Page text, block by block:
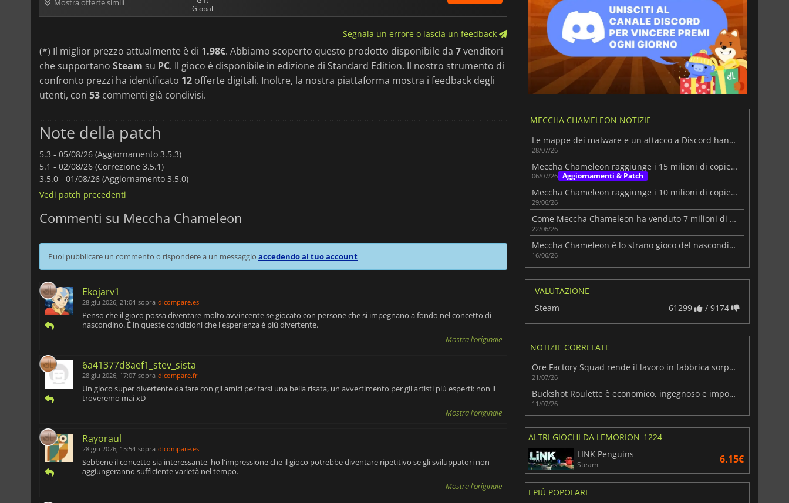
Mostra offerte simili
Global
Segnala un errore o lascia un feedback
(*) Il miglior prezzo attualmente è di 1.98€. Abbiamo scoperto questo prodotto disponibile da 7venditori
che supportano Steam su PC. Il gioco è disponibile in edizione di Standard Edition. Il nostro strumento di
confronto prezzi ha identificato 12 offerte digitali. Inoltre, la nostra piattaforma mostra i feedback degli
utenti, con 53 commenti già condivisi.
Note della patch
5.3 - 05/08/26 (Aggiornamento 3.5.3)
5.1 - 02/08/26 (Correzione 3.5.1)
3.5.0 - 01/08/26 (Aggiornamento 3.5.0)
Vedi patch precedenti
Commenti su Meccha Chameleon
Puoi pubblicare un commento o rispondere a un messaggio accedendo al tuo account
Ekojarv1
28 giu 2026, 21:04 sopra dlcompare.es
Penso che il gioco possa diventare molto avvincente se giocato con persone che si impegnano a fondo nel concetto di
nascondino. È in queste condizioni che l'esperienza è più divertente.
Mostra l'originale
6a41377d8aef1_stev_sista
28 giu 2026, 17:07 sopra dlcompare.fr
Un gioco super divertente da fare con gli amici per farsi una bella risata, un avvertimento per gli artisti più esperti: non li
troveremo mai xD
Mostra l'originale
Rayoraul
28 giu 2026, 15:54 sopra dlcompare.es
Sebbene il concetto sia interessante, ho l'impressione che il gioco potrebbe diventare ripetitivo se gli sviluppatori non
aggiungeranno sufficiente varietà nel tempo.
Mostra l'originale
MECCHA CHAMELEON NOTIZIE
Le mappe dei malware e un attacco a Discord hanno colpito Meccha Chameleon
28/07/26
Meccha Chameleon raggiunge i 15 milioni di copie vendute
06/07/26 Aggiornamenti & Patch
Meccha Chameleon raggiunge i 10 milioni di copie vendute e record su Steam
29/06/26
Come Meccha Chameleon ha venduto 7 milioni di copie
22/06/26
Meccha Chameleon è lo strano gioco del nascondino diventato virale
16/06/26
VALUTAZIONE
Steam
61299 / 9174
NOTIZIE CORRELATE
Ore Factory Squad rende il lavoro in fabbrica sorprendentemente divertente
21/07/26
Buckshot Roulette è economico, ingegnoso e impossibile da ignorare
11/07/26
ALTRI GIOCHI DA LEMORION_1224
LINK Penguins
Steam 6.15€
I PIÙ POPOLARI